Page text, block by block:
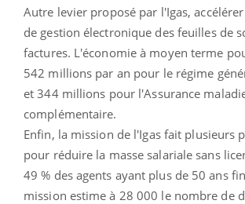
Autre levier proposé par l'Igas,
de gestion électronique des feuilles de
factures. L'économie à moyen terme
542 millions par an pour le régime
et 344 millions pour l'Assurance
complémentaire.
Enfin, la mission de l'Igas fait plusieurs
pour réduire la masse salariale sans
49 % des agents ayant plus de 50 ans
mission estime à 28 000 le nombre de